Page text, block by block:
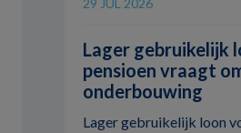
29 JUL 2026
Lager gebruikelijk
pensioen vraagt
onderbouwing
Lager gebruikelijk loon